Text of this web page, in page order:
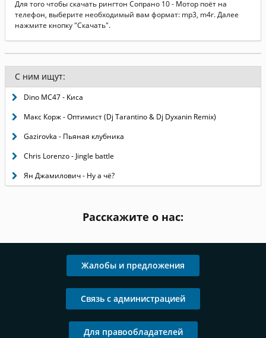
Для того чтобы скачать рингтон Сопрано 10 - Мотор поёт на
телефон, выберите необходимый вам формат: mp3, m4r. Далее
нажмите кнопку "Скачать".
С ним ищут:
Dino MC47 - Киса
Макс Корж - Оптимист (Dj Tarantino & Dj Dyxanin Remix)
Gazirovka - Пьяная клубника
Chris Lorenzo - Jingle battle
Ян Джамилович - Ну а чё?
Расскажите о нас:
Жалобы и предложения
Связь с администрацией
Для правообладателей